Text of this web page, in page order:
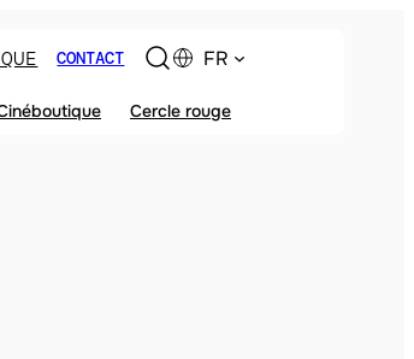
CONTACT FR
Cercle rouge